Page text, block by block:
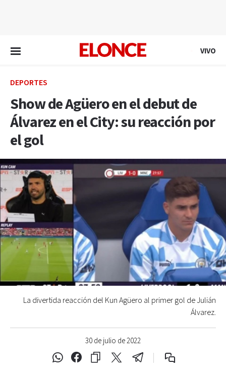
VIVO
DEPORTES
Show de Agüero en el debut de
Álvarez en el City: su reacción por
el gol
30 de julio de 2022
La divertida reacción del Kun Agüero al primer gol de Julián
Álvarez.